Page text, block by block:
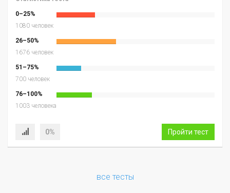
0–25%
1080 человек
26–50%
1676 человек
51–75%
700 человек
76–100%
1003 человека
0% Пройти тест
все тесты